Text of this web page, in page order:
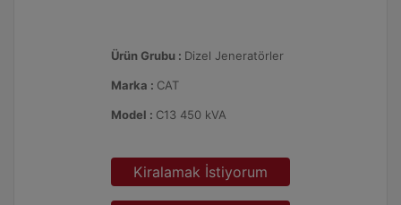
Ürün Grubu : Dizel Jeneratörler
Marka : CAT
Model : C13 450 kVA
Kiralamak İstiyorum